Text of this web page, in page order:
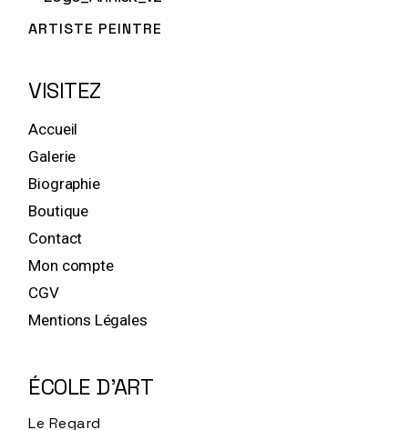
ARTISTE PEINTRE
VISITEZ
Accueil
Galerie
Biographie
Boutique
Contact
Mon compte
CGV
Mentions Légales
ÉCOLE D'ART
Le Regard